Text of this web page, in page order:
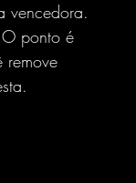
vencedora.
ponto é